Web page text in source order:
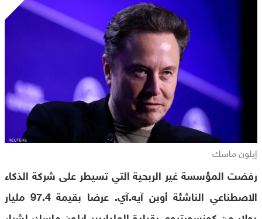
إيلون ماسك
رفضت المؤسسة غير الربحية التي تسيطر على شركة الذكاء
الاصطناعي الناشئة أوبن آيه.آي. عرضا بقيمة 97.4 مليار